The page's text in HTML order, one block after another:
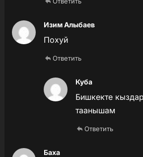
Изим Алыбаев
Похуй
Ответить
Куба
Бишкекте
таанышам
Ответить
Баха